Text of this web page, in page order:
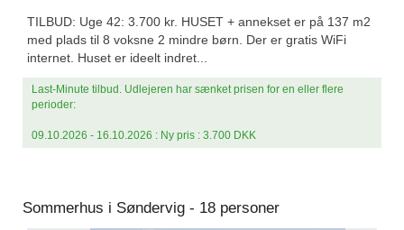
TILBUD: Uge 42: 3.700 kr. HUSET + annekset er på 137 m2
med plads til 8 voksne 2 mindre børn. Der er gratis WiFi
internet. Huset er ideelt indret...
Last-Minute tilbud. Udlejeren har sænket prisen for en eller flere
perioder:
09.10.2026 - 16.10.2026 : Ny pris : 3.700 DKK
Sommerhus i Søndervig - 18 personer